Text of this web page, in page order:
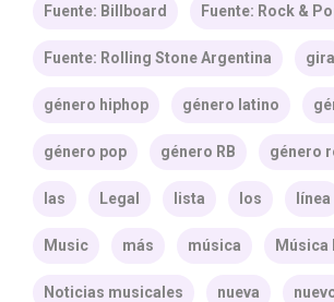
Fuente: Billboard Fuente: Rock &
Fuente: Rolling Stone Argentina gira
género hiphop género latino
género pop género RB género
las Legal lista los línea
Music más música Música
Noticias musicales nueva